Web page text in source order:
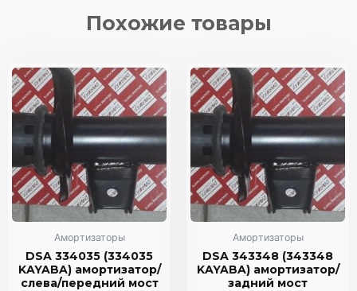
амортизатор/
мост
Похожие товары
Амортизаторы
DSA 334035 (334035
KAYABA) амортизатор/
слева/передний мост
Амортизаторы
DSA 343348 (343348
KAYABA) амортизатор/
задний мост